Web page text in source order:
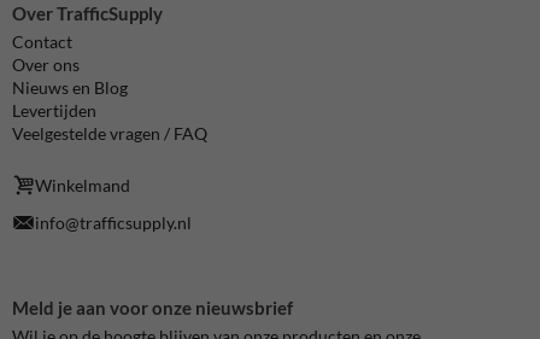
Over TrafficSupply
Contact
Over ons
Nieuws en Blog
Levertijden
Veelgestelde vragen / FAQ
Winkelmand
info@trafficsupply.nl
Meld je aan voor onze nieuwsbrief